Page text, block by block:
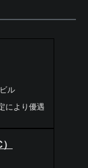
ル
により優遇